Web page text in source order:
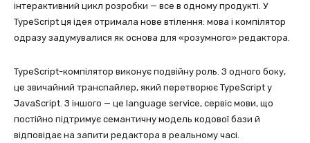
інтерактивний цикл розробки — все в одному продукті. У
TypeScript ця ідея отримала нове втілення: мова і компілятор
одразу задумувалися як основа для «розумного» редактора.
TypeScript-компілятор виконує подвійну роль. З одного боку,
це звичайний транспайлер, який перетворює TypeScript у
JavaScript. З іншого — це language service, сервіс мови, що
постійно підтримує семантичну модель кодової бази й
відповідає на запити редактора в реальному часі.